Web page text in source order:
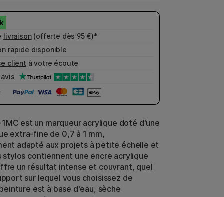
livraison(offerte dès 95 €)*
rapide disponible
client à votre écoute
avis
1MC est un marqueur acrylique doté d'une
extra-fine de 0,7 à 1 mm,
adapté aux projets à petite échelle et
stylos contiennent une encre acrylique
un résultat intense et couvrant, quel
sur lequel vous choisissez de
est à base d'eau, sèche